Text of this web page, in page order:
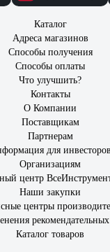
Каталог
Адреса магазинов
Способы получения
Способы оплаты
Что улучшить?
Контакты
О Компании
Поставщикам
Партнерам
для инвесторов
Организациям
центр
Наши закупки
центры
Каталог товаров